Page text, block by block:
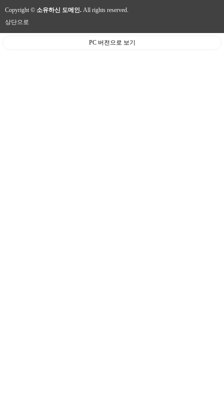
Copyright © 소유하신 도메인. All rights reserved.
상단으로
PC 버전으로 보기